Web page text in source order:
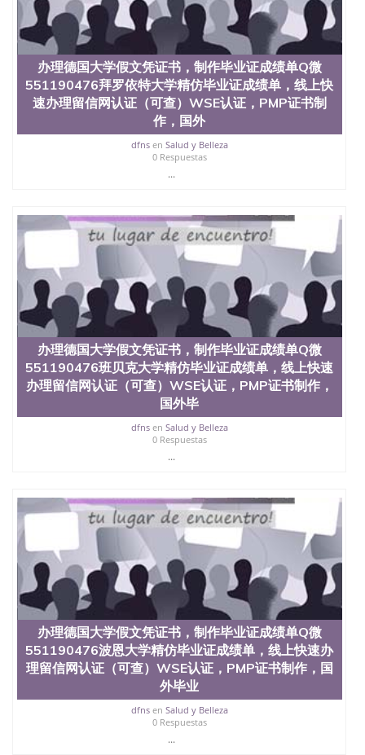
交时间，公司人员陪同客户本人一起去留服递交材
料； 5、等待结果，完成结果书留服直接邮寄给客户
6、客户确认收到结果，付余款。 我们对海外大学及
学院的毕业证成绩单所使用的材料，尺寸大小，防伪
结构（包括：水印，阴影底纹，钢印LOGO烫金烫
银，LOGO烫金烫银复合重叠。 文字图案浮雕，激光
镭射，紫外荧光，温感，复印防伪）都有原版本文凭
对照。质量得到了广大海外客户群体的认可，同时和
海外学校留学中介， 同时能做到与时俱进，及时掌握
各大院校的（毕业证，成绩单，资格证，学生卡，结
业证，录取通知书，在读证明等相关材料）的版本更
新信息， 能够在时间掌握的海外学历文凭的样版，尺
们在保证合理定价的同时，坚持较高性价比，通过品
质和效率不断优化，为您倾情诠释什么是高性价比。
咨询顾问：Sam q/微信:551190476 Q/微
信:551190476办理毕业证成绩单、教育部认证,录取通
知书，雅思，留学回国证明.
公司专业制作、办理、仿制、成绩单文凭、改成绩、
教育部学历学位认证、毕业证、成绩单、文凭、学历
文凭、假文凭假毕业证假学历书制作、假制作、办
理、仿制学位证书、毕业证文凭、文凭毕业证、毕业
证认证、留服认证、使馆认证、使馆证明、使馆留学
回国人员证明、留学生认证、学历认证、文凭认证学
位认证、留学生学历认证、留学生学位认证、英国文
凭学历、美国文凭学历、澳洲文凭学历、加拿大文凭
学历、新西兰学历认证等q:551190476 微信：
University）圣何塞州立大学成绩单（San Jose State
University）圣何塞州立大学成绩单（ San Jose State
University）圣何塞州立大学成绩单（San Jose State
University）成绩单圣何塞州立大学文凭（San Jose
State University）圣何塞州立大学（San Jose State
University）圣何塞州立大学（San Jose State
University）圣何塞州立大学（ San Jose State
University）圣何塞州立大学（San Jose State
University）圣何塞州立大学文凭（San Jose State
University）圣何塞州立大学文凭（San Jose State
University）文凭圣何塞州立大学文凭（San Jose
State University）圣何塞州立大学学历（ San Jose
State University）圣何塞州立大学学历（San Jose
State University）圣何塞州立大学学历（San Jose
State University）圣 塞州立大学学历（San Jose
State University）圣何塞州立大学（San Jose State
University）圣何塞州立大学（San Jose State
办理德国大学假文凭证书，制作毕业证成绩单Q微
551190476拜罗依特大学精仿毕业证成绩单，线上快
速办理留信网认证（可查）WSE认证，PMP证书制
作，国外
dfnsen Salud y Belleza
0 Respuestas
...
办理德国大学假文凭证书，制作毕业证成绩单Q微
551190476班贝克大学精仿毕业证成绩单，线上快速
办理留信网认证（可查）WSE认证，PMP证书制作，
国外毕
dfnsen Salud y Belleza
0 Respuestas
...
办理德国大学假文凭证书，制作毕业证成绩单Q微
551190476波恩大学精仿毕业证成绩单，线上快速办
理留信网认证（可查）WSE认证，PMP证书制作，国
外毕业
dfnsen Salud y Belleza
0 Respuestas
...